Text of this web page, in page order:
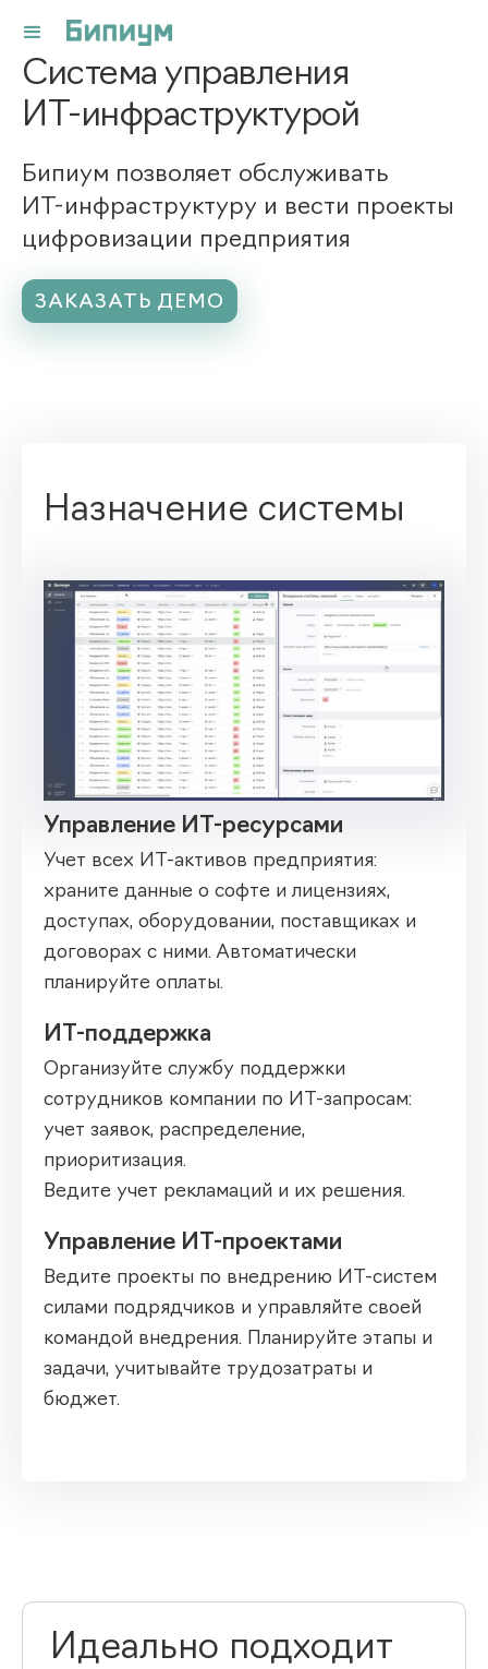
Система управления
ИТ-инфраструктурой
Бипиум позволяет обслуживать
ИТ-инфраструктуру и вести проекты
цифровизации предприятия
ЗАКАЗАТЬ ДЕМО
Назначение системы
Управление ИТ-ресурсами
Учет всех ИТ-активов предприятия:
храните данные о софте и лицензиях,
доступах, оборудовании, поставщиках и
договорах с ними. Автоматически
планируйте оплаты.
ИТ-поддержка
Организуйте службу поддержки
сотрудников компании по ИТ-запросам:
учет заявок, распределение,
приоритизация.
Ведите учет рекламаций и их решения.
Управление ИТ-проектами
Ведите проекты по внедрению ИТ-систем
силами подрядчиков и управляйте своей
командой внедрения. Планируйте этапы и
задачи, учитывайте трудозатраты и
бюджет.
Идеально подходит